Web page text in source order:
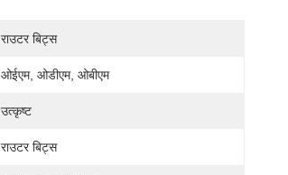
राउटर बिट्स
ओईएम, ओडीएम, ओबीएम
उत्कृष्ट
राउटर बिट्स